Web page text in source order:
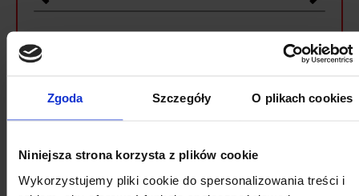
Zgoda Szczegóły O plikach cookies
Niniejsza strona korzysta z plików cookie
Wykorzystujemy pliki cookie do spersonalizowania treści i
Nd
3 6 8 9